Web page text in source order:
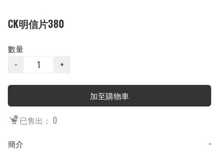
CK明信片380
數量
−
+
加至購物車
已售出： 0
簡介
−